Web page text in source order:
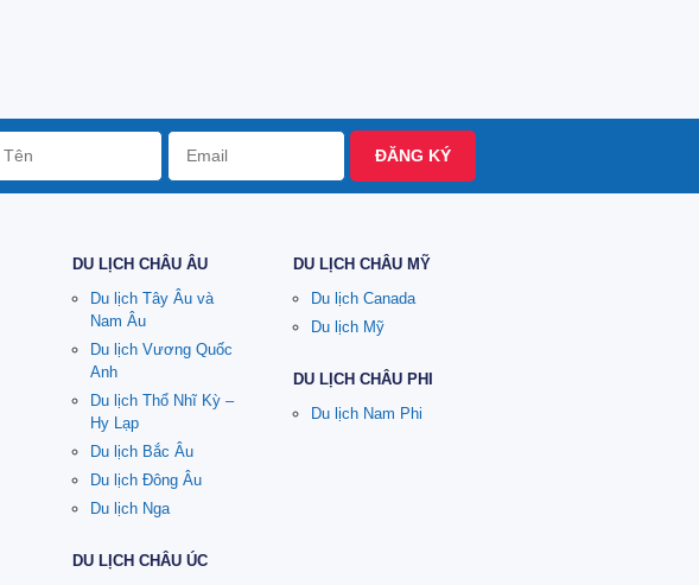
ĐĂNG KÝ
DU LỊCH CHÂU ÂU
Du lịch Tây Âu và
Nam Âu
Du lịch Vương Quốc
Anh
Du lịch Thổ Nhĩ Kỳ –
Hy Lạp
Du lịch Bắc Âu
Du lịch Đông Âu
Du lịch Nga
DU LỊCH CHÂU ÚC
DU LỊCH CHÂU MỸ
Du lịch Canada
Du lịch Mỹ
DU LỊCH CHÂU PHI
Du lịch Nam Phi